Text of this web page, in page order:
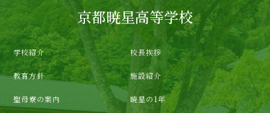
京都暁星高等学校
学校紹介 校長挨拶
教育方針 施設紹介
聖母寮の案内 暁星の1年